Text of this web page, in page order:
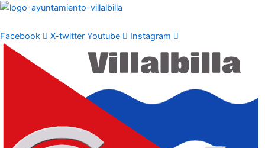
Ir
contenido
Facebook X-twitter Youtube Instagram